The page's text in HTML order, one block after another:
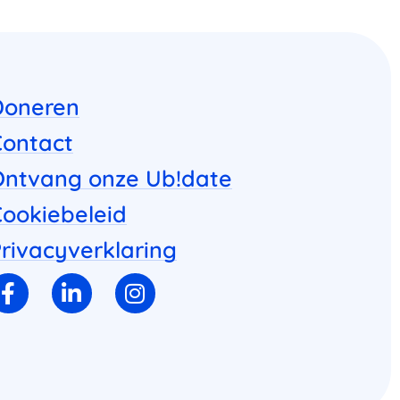
onze Ub!date